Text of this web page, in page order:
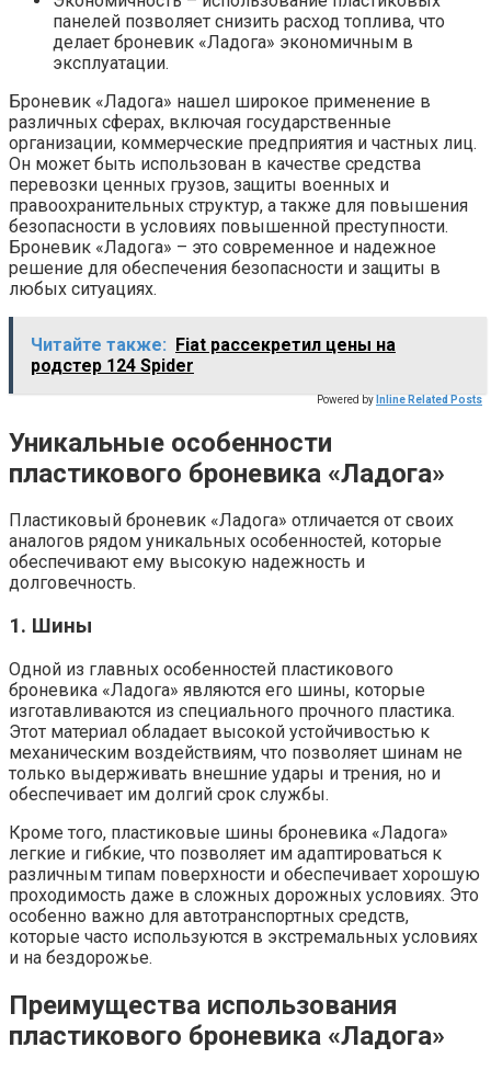
панелей позволяет снизить расход топлива, что
делает броневик «Ладога» экономичным в
эксплуатации.
Броневик «Ладога» нашел широкое применение в
различных сферах, включая государственные
организации, коммерческие предприятия и частных лиц.
Он может быть использован в качестве средства
перевозки ценных грузов, защиты военных и
правоохранительных структур, а также для повышения
безопасности в условиях повышенной преступности.
Броневик «Ладога» – это современное и надежное
решение для обеспечения безопасности и защиты в
любых ситуациях.
Читайте также: Fiat рассекретил цены на
родстер 124 Spider
Powered by Inline Related Posts
Уникальные особенности
пластикового броневика «Ладога»
Пластиковый броневик «Ладога» отличается от своих
аналогов рядом уникальных особенностей, которые
обеспечивают ему высокую надежность и
долговечность.
1. Шины
Одной из главных особенностей пластикового
броневика «Ладога» являются его шины, которые
изготавливаются из специального прочного пластика.
Этот материал обладает высокой устойчивостью к
механическим воздействиям, что позволяет шинам не
только выдерживать внешние удары и трения, но и
обеспечивает им долгий срок службы.
Кроме того, пластиковые шины броневика «Ладога»
легкие и гибкие, что позволяет им адаптироваться к
различным типам поверхности и обеспечивает хорошую
проходимость даже в сложных дорожных условиях. Это
особенно важно для автотранспортных средств,
которые часто используются в экстремальных условиях
и на бездорожье.
Преимущества использования
пластикового броневика «Ладога»